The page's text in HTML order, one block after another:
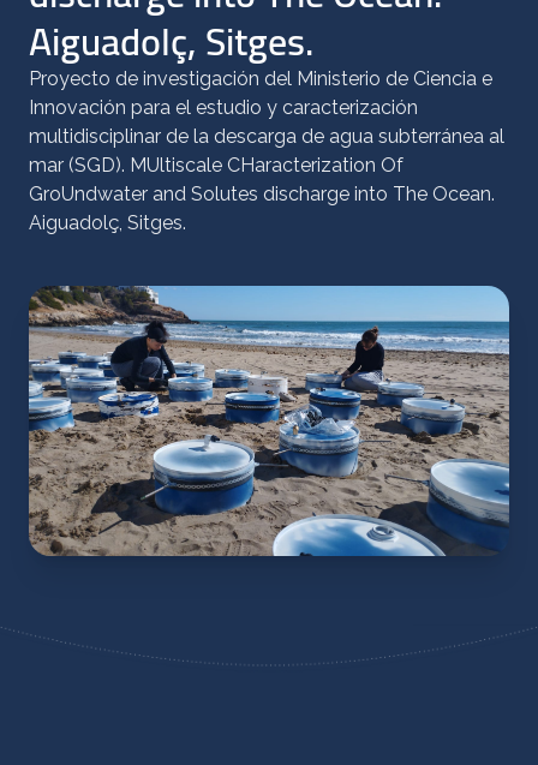
Aiguadolç, Sitges.
Proyecto de investigación del Ministerio de Ciencia e
Innovación para el estudio y caracterización
multidisciplinar de la descarga de agua subterránea al
mar (SGD). MUltiscale CHaracterization Of
GroUndwater and Solutes discharge into The Ocean.
Aiguadolç, Sitges.